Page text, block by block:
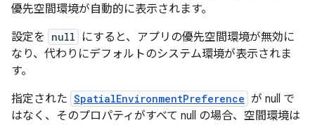
優先空間環境が自動的に表示されます。
設定を
null
にすると、アプリの優先空間環境が無効に
なり、代わりにデフォルトのシステム環境が表示されま
す。
指定された SpatialEnvironmentPreference が null で
はなく、そのプロパティがすべて null の場合、空間環境は